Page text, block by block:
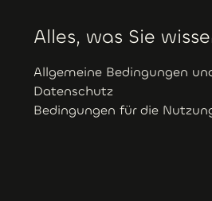
Alles, was Sie
Allgemeine Bedingungen
Datenschutz
Bedingungen für die